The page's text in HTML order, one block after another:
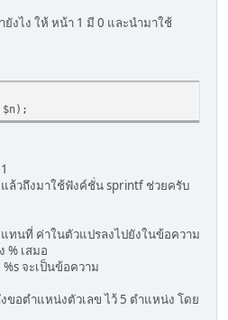
งไง ให้ หน้า 1 มี 0 และนำมาใช้
แล้วถึงมาใช้ฟังค์ชั่น sprintf ช่วยครับ
ทนที่ ค่าในตัวแปรลงไปยังในข้อความ
% เสมอ
จะเป็นข้อความ
ขอตำแหน่งตัวเลข ไว้ 5 ตำแหน่ง โดย